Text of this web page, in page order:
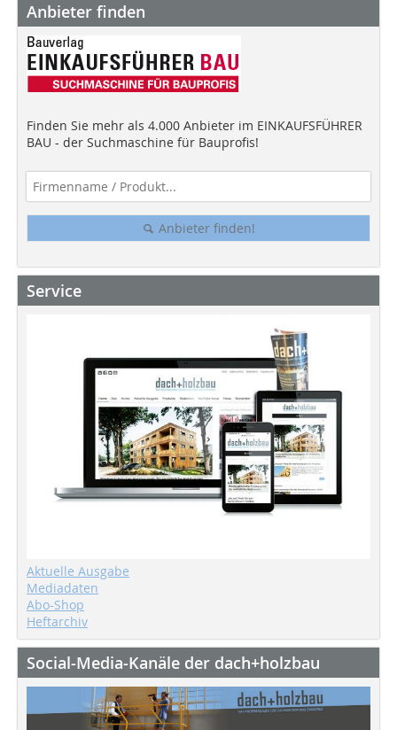
Anbieter finden
Finden Sie mehr als 4.000 Anbieter im EINKAUFSFÜHRER
BAU - der Suchmaschine für Bauprofis!
Anbieter finden!
Service
Aktuelle Ausgabe
Mediadaten
Abo-Shop
Heftarchiv
Social-Media-Kanäle der dach+holzbau